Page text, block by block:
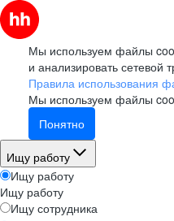
Мы используем файлы
и анализировать сетевой
Правила использования
Мы используем файлы
Понятно
Ищу работу
Ищу работу
Ищу работу
Ищу сотрудника